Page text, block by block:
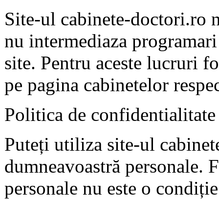
Site-ul cabinete-doctori.ro
nu intermediaza
site. Pentru aceste lucruri
pe pagina cabinetelor
Politica de confidentialitate
Puteți utiliza site-ul
dumneavoastră personale.
personale nu este o